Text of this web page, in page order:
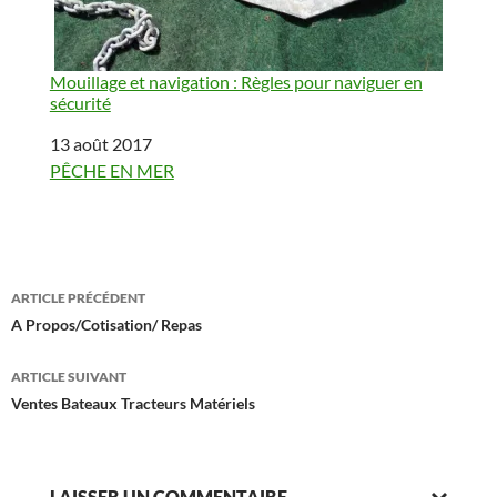
Mouillage et navigation : Règles pour naviguer en
sécurité
Date
13 août 2017
Par rapport à
PÊCHE EN MER
Navigation
des
articles
ARTICLE PRÉCÉDENT
A Propos/Cotisation/ Repas
ARTICLE SUIVANT
Ventes Bateaux Tracteurs Matériels